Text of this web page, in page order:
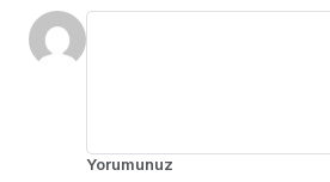
Yorumunuz